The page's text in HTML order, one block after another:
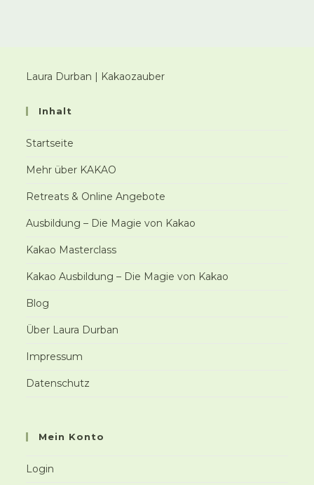
Laura Durban | Kakaozauber
Inhalt
Startseite
Mehr über KAKAO
Retreats & Online Angebote
Ausbildung – Die Magie von Kakao
Kakao Masterclass
Kakao Ausbildung – Die Magie von Kakao
Blog
Über Laura Durban
Impressum
Datenschutz
Mein Konto
Login